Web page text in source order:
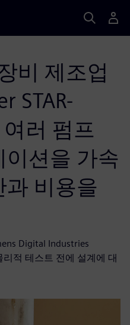
비 제조업
STAR-
러 펌프
션을 가속
비용을
Digital Industries
적 테스트 전에 설계에 대